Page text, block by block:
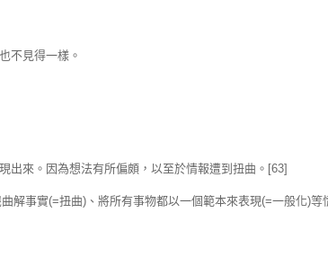
不見得一樣。
出來。因為想法有所偏頗，以至於情報遭到扭曲。[63]
解事實(=扭曲)、將所有事物都以一個範本來表現(=一般化)